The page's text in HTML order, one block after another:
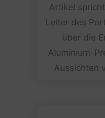
Artikel
Leiter des
über die
Aluminium-
Aussichten